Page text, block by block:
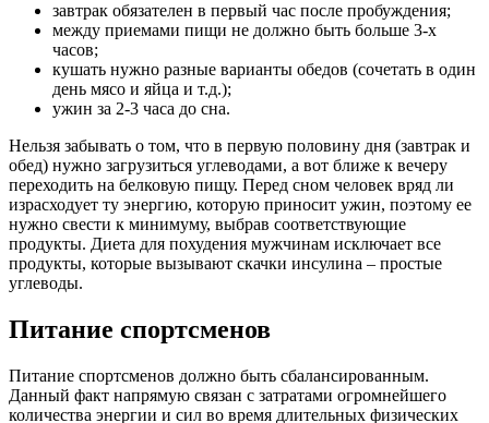
завтрак обязателен в первый час после пробуждения;
между приемами пищи не должно быть больше 3-х
часов;
кушать нужно разные варианты обедов (сочетать в один
день мясо и яйца и т.д.);
ужин за 2-3 часа до сна.
Нельзя забывать о том, что в первую половину дня (завтрак и
обед) нужно загрузиться углеводами, а вот ближе к вечеру
переходить на белковую пищу. Перед сном человек вряд ли
израсходует ту энергию, которую приносит ужин, поэтому ее
нужно свести к минимуму, выбрав соответствующие
продукты. Диета для похудения мужчинам исключает все
продукты, которые вызывают скачки инсулина – простые
углеводы.
Питание спортсменов
Питание спортсменов должно быть сбалансированным.
Данный факт напрямую связан с затратами огромнейшего
количества энергии и сил во время длительных физических